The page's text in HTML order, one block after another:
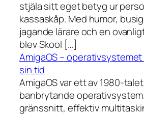
stjäla sitt eget betyg ur
kassaskåp. Med humor,
jagande lärare och en
blev Skool […]
AmigaOS – operativsystemet
sin tid
AmigaOS var ett av 1980-
banbrytande
gränssnitt, effektiv